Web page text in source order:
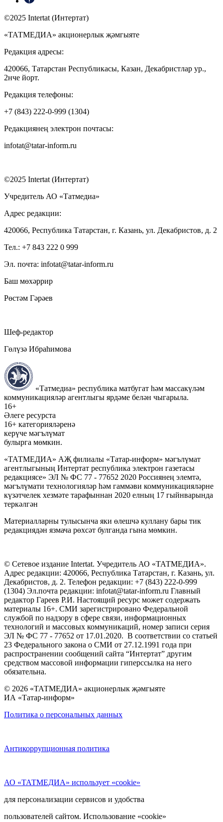
©2025 Intertat (Интертат)
«ТАТМЕДИА» акционерлык җәмгыяте
Редакция адресы:
420066, Татарстан Республикасы, Казан, Декабристлар ур.,
2нче йорт.
Редакция телефоны:
+7 (843) 222-0-999 (1304)
Редакциянең электрон почтасы:
infotat@tatar-inform.ru
©2025 Intertat (Интертат)
Учредитель АО «Татмедиа»
Адрес редакции:
420066, Республика Татарстан, г. Казань, ул. Декабристов, д. 2
Тел.: +7 843 222 0 999
Эл. почта: infotat@tatar-inform.ru
Баш мөхәррир
Рөстәм Гәрәев
Шеф-редактор
Гөлүзә Ибраһимова
«Татмедиа» республика матбугат һәм массакүләм
коммуникацияләр агентлыгы ярдәме белән чыгарыла.
16+
Әлеге ресурста
16+ категорияләренә
керүче мәгълүмат
булырга мөмкин.
«ТАТМЕДИА» АҖ филиалы «Татар-информ» мәгълүмат
агентлыгының Интертат республика электрон газетасы
редакциясе» ЭЛ № ФС 77 - 77652 2020 Россиянең элемтә,
мәгълүмати технологияләр һәм гаммәви коммуникацияләрне
күзәтчелек хезмәте тарафыннан 2020 елның 17 гыйнварында
теркәлгән
Материалларны тулысынча яки өлешчә куллану бары тик
редакциядән язмача рөхсәт булганда гына мөмкин.
© Сетевое издание Intertat. Учредитель АО «ТАТМЕДИА».
Адрес редакции: 420066, Республика Татарстан, г. Казань, ул.
Декабристов, д. 2. Телефон редакции: +7 (843) 222-0-999
(1304) Эл.почта редакции: infotat@tatar-inform.ru Главный
редактор Гареев Р.И. Настоящий ресурс может содержать
материалы 16+. СМИ зарегистрировано Федеральной
службой по надзору в сфере связи, информационных
технологий и массовых коммуникаций, номер записи серия
ЭЛ № ФС 77 - 77652 от 17.01.2020. В соответствии со статьей
23 Федерального закона о СМИ от 27.12.1991 года при
распространении сообщений сайта “Интертат” другим
средством массовой информации гиперссылка на него
обязательна.
© 2026 «ТАТМЕДИА» акционерлык җәмгыяте
ИА «Татар-информ»
Политика о персональных данных
Антикоррупционная политика
АО «ТАТМЕДИА» использует «cookie»
для персонализации сервисов и удобства
пользователей сайтом. Использование «cookie»